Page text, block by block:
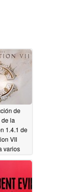
de
de la
1.4.1 de
VII
varios
01/2026